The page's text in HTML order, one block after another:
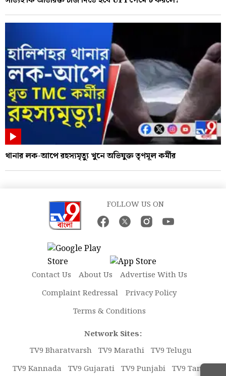
থানার লক-আপে রহস্যমৃত্যু খুনে অভিযুক্ত তৃণমূল কর্মীর
FOLLOW US ON
Contact Us About Us
Advertise With Us
Complaint Redressal
Privacy Policy
Terms & Conditions
Network Sites:
TV9 Bharatvarsh TV9 Marathi TV9 Telugu
TV9 Kannada TV9 Gujarati TV9 Punjabi TV9 Tamil